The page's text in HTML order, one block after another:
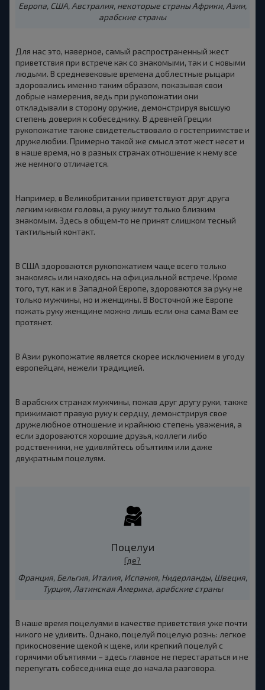
Европа, США, Австралия, некоторые страны Африки, Азии,
арабские страны
Для нас это, наверное, самый распространенный жест
приветствия при встрече как со знакомыми, так и с новыми
людьми. В средневековые времена доблестные рыцари
здоровались именно таким образом, показывая свои
добрые намерения, ведь при рукопожатии они
откладывали в сторону оружие, демонстрируя высшую
степень доверия к собеседнику. В древней Греции
рукопожатие также свидетельствовало о гостеприимстве и
дружелюбии. Примерно такой же смысл этот жест несет и
в наше время, но в разных странах отношение к нему все
же немного отличается.
Например, в Великобритании приветствуют друг друга
легким кивком головы, а руку жмут только близким
знакомым. Здесь в общем-то не принят слишком тесный
тактильный контакт.
В США здороваются рукопожатием чаще всего только
знакомясь или находясь на официальной встрече. Кроме
того, тут, как и в Западной Европе, здороваются за руку не
только мужчины, но и женщины. В Восточной же Европе
пожать руку женщине можно лишь если она сама Вам ее
протянет.
В Азии рукопожатие является скорее исключением в угоду
европейцам, нежели традицией.
В арабских странах мужчины, пожав друг другу руки, также
прижимают правую руку к сердцу, демонстрируя свое
дружелюбное отношение и крайнюю степень уважения, а
если здороваются хорошие друзья, коллеги либо
родственники, не удивляйтесь объятиям или даже
двукратным поцелуям.
Поцелуи
Где?
Франция, Бельгия, Италия, Испания, Нидерланды, Швеция,
Турция, Латинская Америка, арабские страны
В наше время поцелуями в качестве приветствия уже почти
никого не удивить. Однако, поцелуй поцелую рознь: легкое
прикосновение щекой к щеке, или крепкий поцелуй с
горячими объятиями – здесь главное не перестараться и не
перепугать собеседника еще до начала разговора.